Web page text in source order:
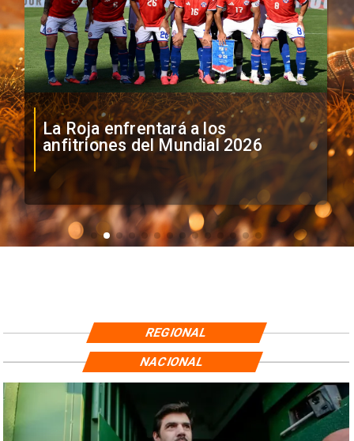
La Roja enfrentará a los
anfitriones del Mundial 2026
REGIONAL
NACIONAL